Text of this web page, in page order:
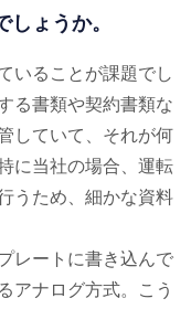
ょうか。
いることが課題でし
る書類や契約書類な
していて、それが何
に当社の場合、運転
うため、細かな資料
レートに書き込んで
アナログ方式。こう